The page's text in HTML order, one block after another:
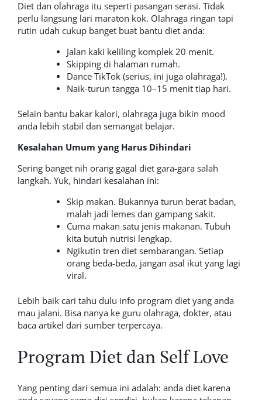
Diet dan olahraga itu seperti pasangan serasi. Tidak
perlu langsung lari maraton kok. Olahraga ringan tapi
rutin udah cukup banget buat bantu diet anda:
Jalan kaki keliling komplek 20 menit.
Skipping di halaman rumah.
Dance TikTok (serius, ini juga olahraga!).
Naik-turun tangga 10–15 menit tiap hari.
Selain bantu bakar kalori, olahraga juga bikin mood
anda lebih stabil dan semangat belajar.
Kesalahan Umum yang Harus Dihindari
Sering banget nih orang gagal diet gara-gara salah
langkah. Yuk, hindari kesalahan ini:
Skip makan. Bukannya turun berat badan,
malah jadi lemes dan gampang sakit.
Cuma makan satu jenis makanan. Tubuh
kita butuh nutrisi lengkap.
Ngikutin tren diet sembarangan. Setiap
orang beda-beda, jangan asal ikut yang lagi
viral.
Lebih baik cari tahu dulu info program diet yang anda
mau jalani. Bisa nanya ke guru olahraga, dokter, atau
baca artikel dari sumber terpercaya.
Program Diet dan Self Love
Yang penting dari semua ini adalah: anda diet karena